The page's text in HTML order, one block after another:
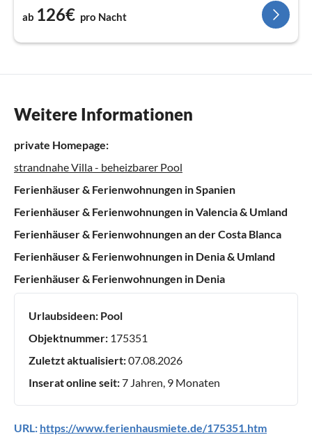
ab 126€ pro Nacht
Weitere Informationen
private Homepage:
strandnahe Villa - beheizbarer Pool
Ferienhäuser & Ferienwohnungen in Spanien
Ferienhäuser & Ferienwohnungen in Valencia & Umland
Ferienhäuser & Ferienwohnungen an der Costa Blanca
Ferienhäuser & Ferienwohnungen in Denia & Umland
Ferienhäuser & Ferienwohnungen in Denia
Urlaubsideen: Pool
Objektnummer: 175351
Zuletzt aktualisiert:07.08.2026
Inserat online seit:7 Jahren, 9 Monaten
URL: https://www.ferienhausmiete.de/175351.htm